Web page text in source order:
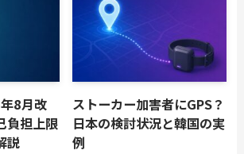
8月改
負担上限
説
ストーカー加害者にGPS？
日本の検討状況と韓国の実
例